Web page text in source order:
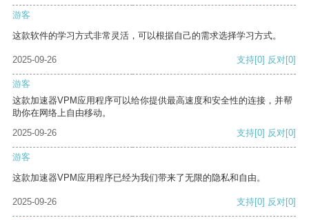
游客
这款软件的学习方式非常灵活，可以根据自己的需求选择学习方式。
2025-09-26 支持[0] 反对[0]
游客
这款加速器VPM应用程序可以给你提供最高速度和安全性的连接，并帮
助你在网络上自由移动。
2025-09-26
支持[0] 反对[0]
游客
这款加速器VPM应用程序已经为我们带来了无限的隐私和自由。
2025-09-26 支持[0] 反对[0]